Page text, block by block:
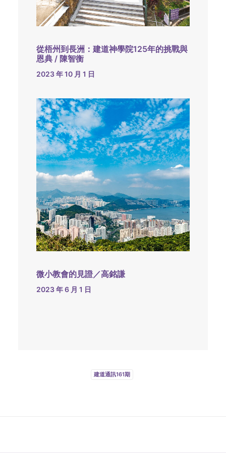
從梧州到長洲：建道神學院125年的挑戰與
恩典 / 陳智衡
2023 年 10 月 1 日
微小教會的見證／高銘謙
2023 年 6 月 1 日
建道通訊161期